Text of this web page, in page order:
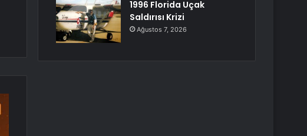
1996 Florida Uçak
Saldırısı Krizi
Ağustos 7, 2026